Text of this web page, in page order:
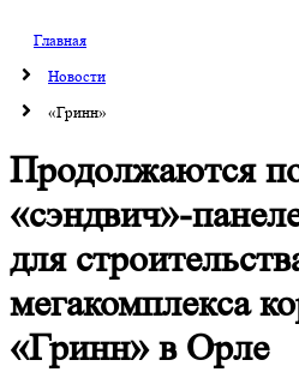
Главная
Новости
«Гринн»
Продолжаются
«сэндвич»-
для
мегакомплекса
«Гринн» в Орле